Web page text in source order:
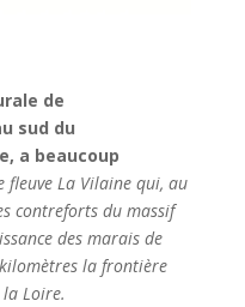
de
sud du
a beaucoup
fleuve La Vilaine qui, au
contreforts du massif
des marais de
la frontière
Loire.